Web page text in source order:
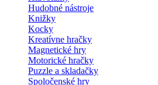
Hudobné nástroje
Knižky
Kocky
Kreatívne hračky
Magnetické hry
Motorické hračky
Puzzle a skladačky
Spoločenské hry